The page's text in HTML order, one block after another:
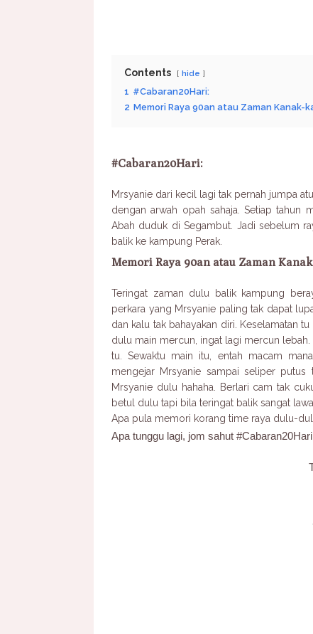
Contents hide
1 #Cabaran20Hari:
2 Memori Raya 90an atau Zaman Kanak-
#Cabaran20Hari:
Mrsyanie dari kecil lagi tak pernah jumpa
dengan arwah opah sahaja. Setiap tahun
Abah duduk di Segambut. Jadi sebelum
balik ke kampung Perak.
Memori Raya 90an atau Zaman
Teringat zaman dulu balik kampung
perkara yang Mrsyanie paling tak dapat
dan kalu tak bahayakan diri. Keselamatan
dulu main mercun, ingat lagi mercun
tu. Sewaktu main itu, entah macam
mengejar Mrsyanie sampai seliper
Mrsyanie dulu hahaha. Berlari cam tak
betul dulu tapi bila teringat balik sangat
Apa pula memori korang time raya dulu-
Apa tunggu lagi, jom sahut